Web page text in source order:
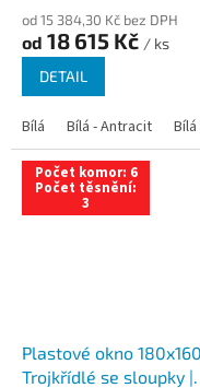
od 15 384,30 Kč bez DPH
od 18 615 Kč / ks
DETAIL
Bílá Bílá - Antracit
Počet komor: 6
Počet těsnění:
3
Plastové okno
Trojkřídlé se sloupky |